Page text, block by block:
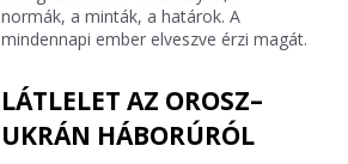
normák, a minták, a határok. A
mindennapi ember elveszve érzi magát.
LÁTLELET AZ OROSZ–
UKRÁN HÁBORÚRÓL